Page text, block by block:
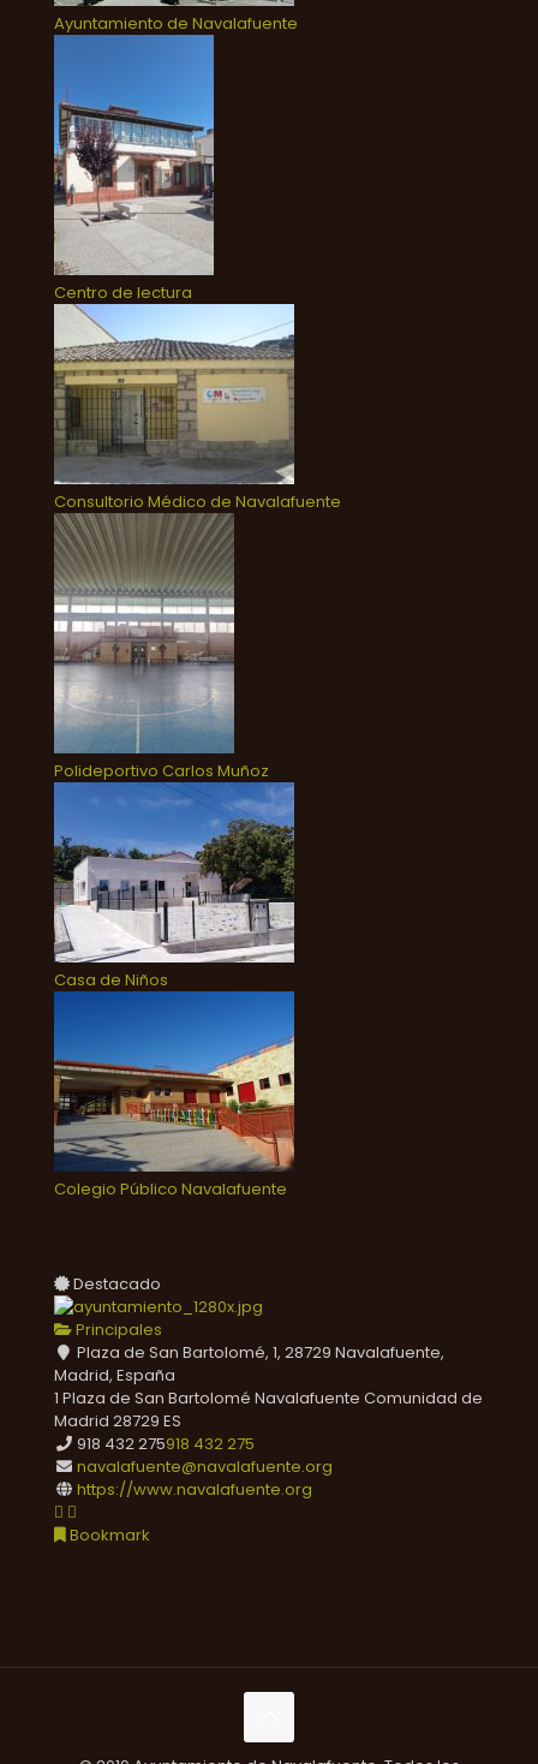
Ayuntamiento de Navalafuente
Centro de lectura
Consultorio Médico de Navalafuente
Polideportivo Carlos Muñoz
Casa de Niños
Colegio Público Navalafuente
Destacado
Principales
Plaza de San Bartolomé, 1, 28729 Navalafuente,
Madrid, España
1 Plaza de San Bartolomé Navalafuente Comunidad de
Madrid 28729 ES
918 432 275918 432 275
navalafuente@navalafuente.org
https://www.navalafuente.org
Bookmark